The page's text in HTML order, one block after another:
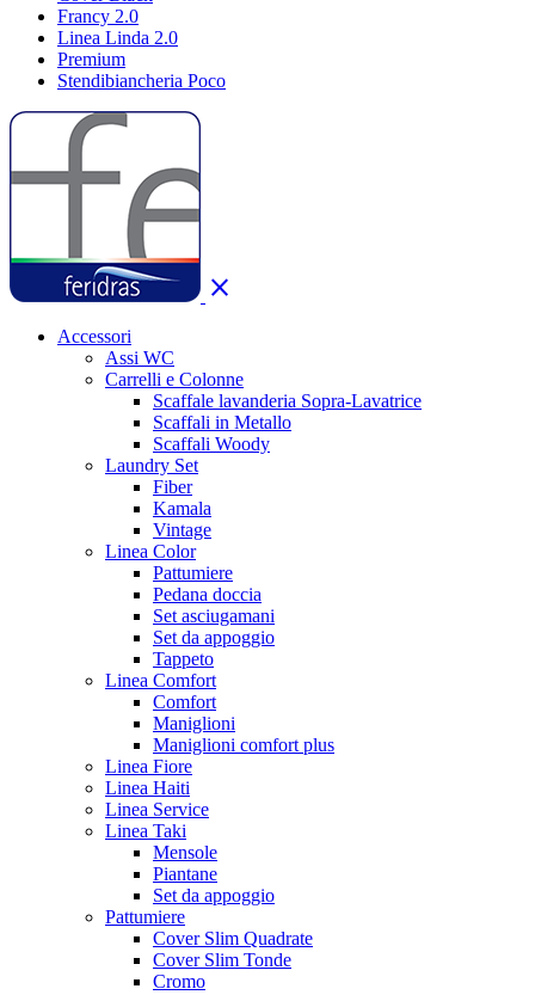
Francy 2.0
Linea Linda 2.0
Premium
Stendibiancheria Poco
close
Accessori
Assi WC
Carrelli e Colonne
Scaffale lavanderia Sopra-Lavatrice
Scaffali in Metallo
Scaffali Woody
Laundry Set
Fiber
Kamala
Vintage
Linea Color
Pattumiere
Pedana doccia
Set asciugamani
Set da appoggio
Tappeto
Linea Comfort
Comfort
Maniglioni
Maniglioni comfort plus
Linea Fiore
Linea Haiti
Linea Service
Linea Taki
Mensole
Piantane
Set da appoggio
Pattumiere
Cover Slim Quadrate
Cover Slim Tonde
Cromo